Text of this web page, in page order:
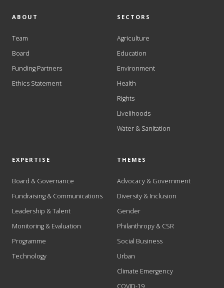
ABOUT
Team
Board
Funding Partners
Ethics Statement
SECTORS
Agriculture
Education
Environment
Health
Rights
Livelihoods
Water & Sanitation
EXPERTISE
Board & Governance
Fundraising & Communications
Leadership & Talent
Monitoring & Evaluation
Programme
Technology
THEMES
Advocacy & Government
Diversity & Inclusion
Gender
Philanthropy & CSR
Social Business
Urban
Climate Emergency
COVID-19